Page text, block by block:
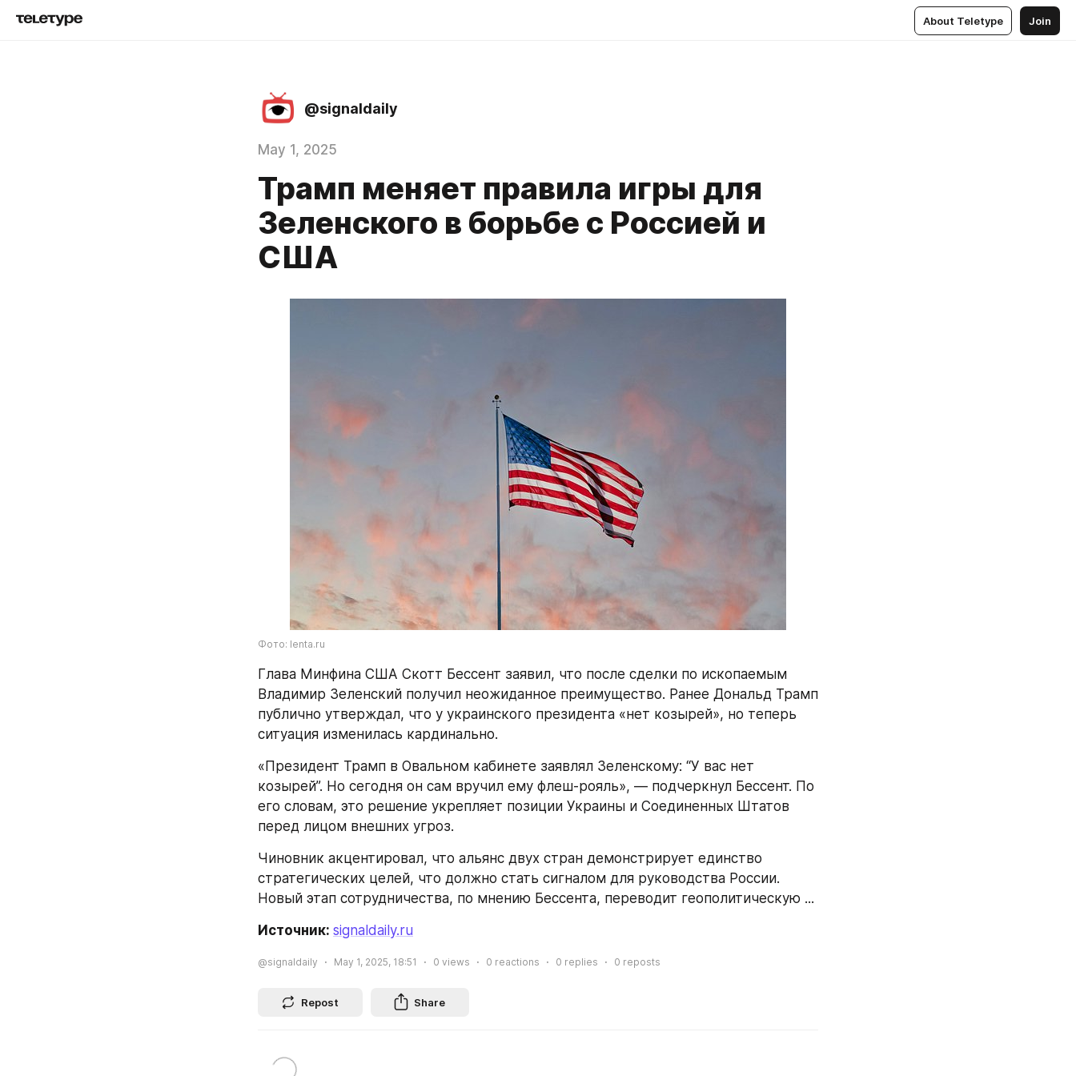
About Teletype Join
@signaldaily
May 1, 2025
Трамп меняет правила игры для
Зеленского в борьбе с Россией и
США
Фото: lenta.ru
Глава Минфина США Скотт Бессент заявил, что после сделки по ископаемым
Владимир Зеленский получил неожиданное преимущество. Ранее Дональд Трамп
публично утверждал, что у украинского президента «нет козырей», но теперь
ситуация изменилась кардинально.
«Президент Трамп в Овальном кабинете заявлял Зеленскому: “У вас нет
козырей”. Но сегодня он сам вручил ему флеш-рояль», — подчеркнул Бессент. По
его словам, это решение укрепляет позиции Украины и Соединенных Штатов
перед лицом внешних угроз.
Чиновник акцентировал, что альянс двух стран демонстрирует единство
стратегических целей, что должно стать сигналом для руководства России.
Новый этап сотрудничества, по мнению Бессента, переводит геополитическую ...
Источник: signaldaily.ru
@signaldaily May 1, 2025, 18:51 0 views 0 reactions 0 replies 0 reposts
Repost Share